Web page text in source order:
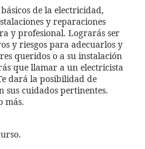
de la electricidad,
y reparaciones
y profesional. Lograrás ser
y riesgos para adecuarlos y
queridos o a su instalación
que llamar a un electricista
dará la posibilidad de
sus cuidados pertinentes.
más.